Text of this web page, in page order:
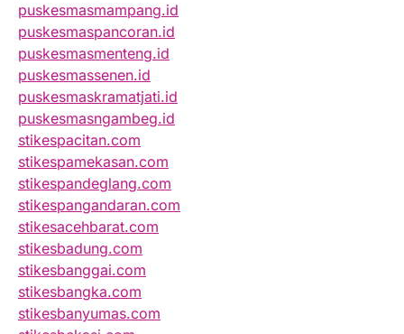
puskesmasmampang.id
puskesmaspancoran.id
puskesmasmenteng.id
puskesmassenen.id
puskesmaskramatjati.id
puskesmasngambeg.id
stikespacitan.com
stikespamekasan.com
stikespandeglang.com
stikespangandaran.com
stikesacehbarat.com
stikesbadung.com
stikesbanggai.com
stikesbangka.com
stikesbanyumas.com